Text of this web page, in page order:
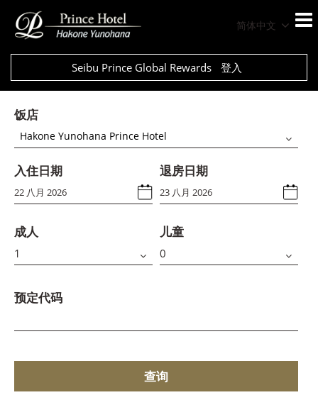
简体中文
Seibu Prince Global Rewards 登入
饭店
Hakone Yunohana Prince Hotel
入住日期 退房日期
成人 儿童
预定代码
查询